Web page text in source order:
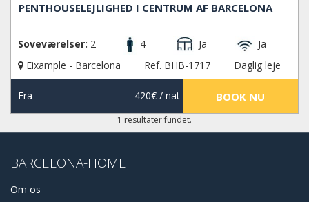
PENTHOUSELEJLIGHED I CENTRUM AF BARCELONA
Soveværelser: 2 4 Ja
Ja
Eixample - Barcelona
Ref. BHB-1717 Daglig leje
Fra 420€/ nat BOOK NU
1 resultater fundet.
BARCELONA-HOME
Om os